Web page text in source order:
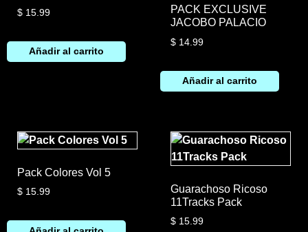
$ 15.99
Añadir al carrito
PACK EXCLUSIVE
JACOBO PALACIO
$14.99
Añadir al carrito
Pack Colores Vol 5
$ 15.99
Guarachoso Ricoso
11Tracks Pack
$15.99